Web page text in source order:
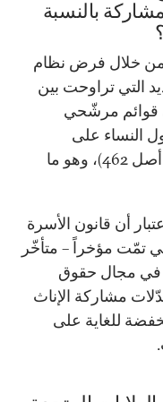
بالنسبة
من خلال فرض نظام
التي تراوحت بين
في قوائم مرشّحي
النساء على
مايقرب من ثلث المقاعد (145 من أصل 462)، وهو ما
أن قانون الأسرة
تمّت مؤخراً – متأخّر
في مجال حقوق
مشاركة الإناث
للغاية على